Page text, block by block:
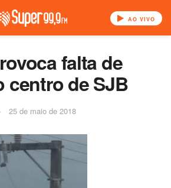
AO VIVO
falta de
centro de SJB
25 de maio de 2018